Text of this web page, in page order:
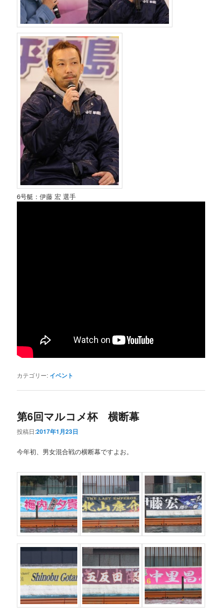
6号艇：伊藤 宏 選手
カテゴリー: イベント
第6回マルコメ杯 横断幕
投稿日:2017年1月23日
今年初、男女混合戦の横断幕ですよお。